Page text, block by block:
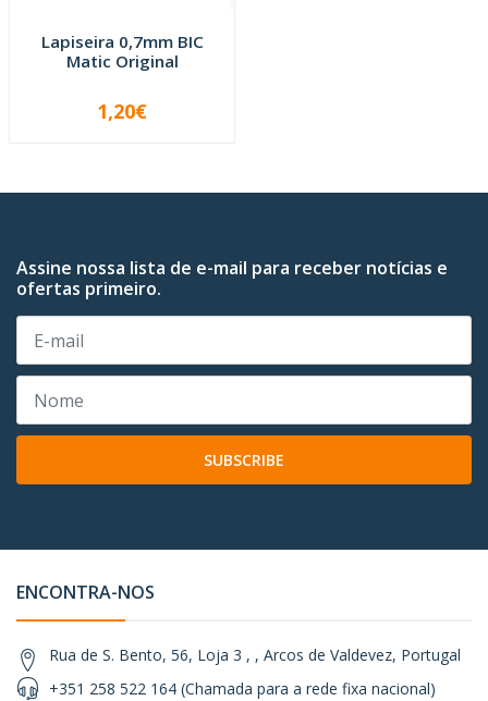
Lapiseira 0,7mm BIC
Matic Original
+
1,20€
Assine nossa lista de e-mail para receber notícias e
ofertas primeiro.
SUBSCRIBE
ENCONTRA-NOS
Rua de S. Bento, 56, Loja 3 , , Arcos de Valdevez, Portugal
+351 258 522 164 (Chamada para a rede fixa nacional)